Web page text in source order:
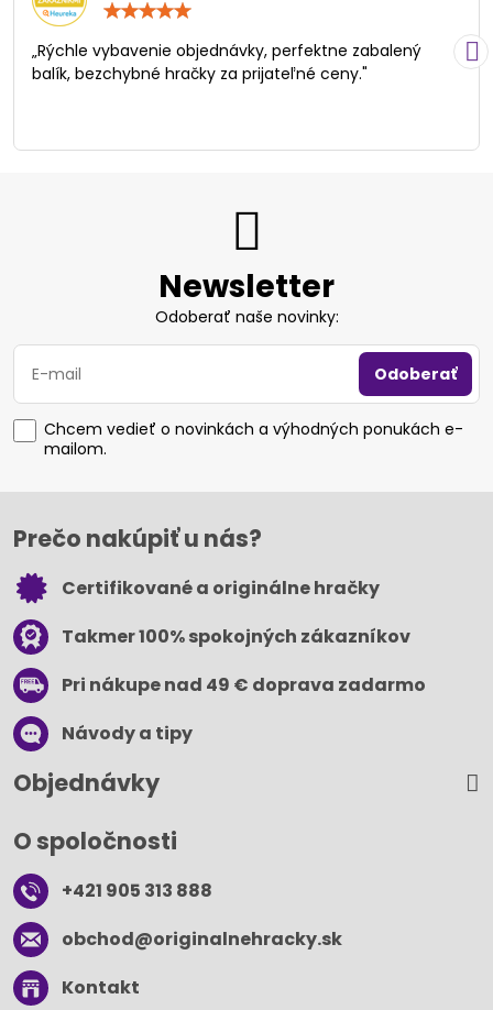
/
5
„Rýchle vybavenie objednávky, perfektne zabalený
balík, bezchybné hračky za prijateľné ceny."
Newsletter
Odoberať naše novinky:
Odoberať
Chcem vedieť o novinkách a výhodných ponukách e-
mailom.
Prečo nakúpiť u nás?
Certifikované a originálne hračky
Takmer 100% spokojných zákazníkov
Pri nákupe nad 49 € doprava zadarmo
Návody a tipy
Objednávky
O spoločnosti
+421 905 313 888
obchod​@originalnehracky​.sk
Kontakt